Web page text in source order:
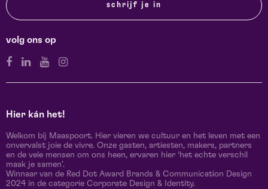
schrijf je in
volg ons op
Hier kán het!
Welkom bij Maaspoort. Hier vieren we cultuur en het leven met een
onvervalst joie de vivre. Onze gasten, artiesten, makers, partners
en de vele mensen om ons heen, ervaren hier ‘het echte verschil
maak je samen’.
Winnaar van de Red Dot Award Brands & Communication Design
2024 in de categorie Corporate Design & Identity.